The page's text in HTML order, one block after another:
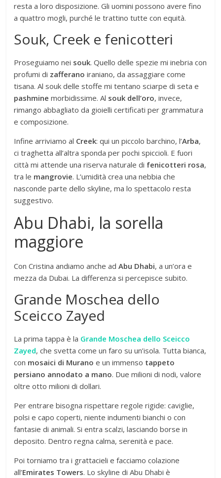
resta a loro disposizione. Gli uomini possono avere fino
a quattro mogli, purché le trattino tutte con equità.
Souk, Creek e fenicotteri
Proseguiamo nei souk. Quello delle spezie mi inebria con
profumi di zafferano iraniano, da assaggiare come
tisana. Al souk delle stoffe mi tentano sciarpe di seta e
pashmine morbidissime. Al souk dell’oro, invece,
rimango abbagliato da gioielli certificati per grammatura
e composizione.
Infine arriviamo al Creek: qui un piccolo barchino, l’Arba,
ci traghetta all’altra sponda per pochi spiccioli. E fuori
città mi attende una riserva naturale di fenicotteri rosa,
tra le mangrovie. L’umidità crea una nebbia che
nasconde parte dello skyline, ma lo spettacolo resta
suggestivo.
Abu Dhabi, la sorella
maggiore
Con Cristina andiamo anche adAbu Dhabi, a un’ora e
mezza da Dubai. La differenza si percepisce subito.
Grande Moschea dello
Sceicco Zayed
La prima tappa è la Grande Moschea dello Sceicco
Zayed, che svetta come un faro su un’isola. Tutta bianca,
con mosaici di Murano e un immenso tappeto
persiano annodato a mano. Due milioni di nodi, valore
oltre otto milioni di dollari.
Per entrare bisogna rispettare regole rigide: caviglie,
polsi e capo coperti, niente indumenti bianchi o con
fantasie di animali. Si entra scalzi, lasciando borse in
deposito. Dentro regna calma, serenità e pace.
Poi torniamo tra i grattacieli e facciamo colazione
all’Emirates Towers. Lo skyline di Abu Dhabi è